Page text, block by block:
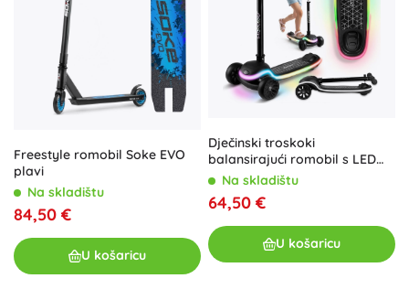
Freestyle romobil Soke EVO
plavi
Na skladištu
84,50 €
U košaricu
Dječinski troskoki
balansirajući romobil s LED
podvozjem Ricokids Leddi –
Na skladištu
64,50 €
U košaricu